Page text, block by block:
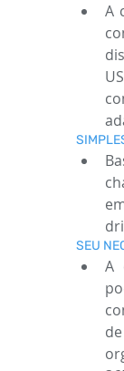
A
SEU
A